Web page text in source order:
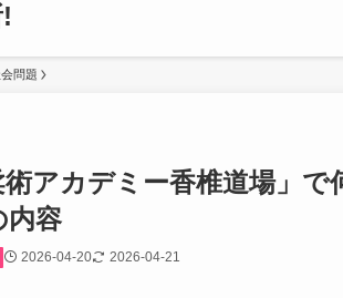
問題
術アカデミー香椎道場」
内容
2026-04-20 2026-04-21